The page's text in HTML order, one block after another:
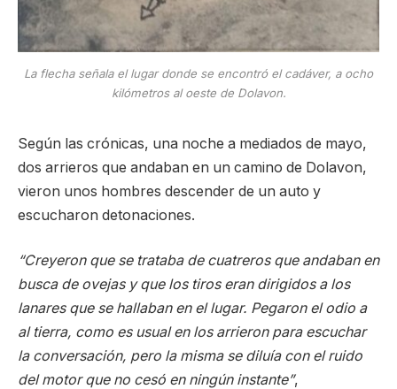
La flecha señala el lugar donde se encontró el cadáver, a ocho
kilómetros al oeste de Dolavon.
Según las crónicas, una noche a mediados de mayo,
dos arrieros que andaban en un camino de Dolavon,
vieron unos hombres descender de un auto y
escucharon detonaciones.
“Creyeron que se trataba de cuatreros que andaban en
busca de ovejas y que los tiros eran dirigidos a los
lanares que se hallaban en el lugar. Pegaron el odio a
al tierra, como es usual en los arrieron para escuchar
la conversación, pero la misma se diluía con el ruido
del motor que no cesó en ningún instante”,